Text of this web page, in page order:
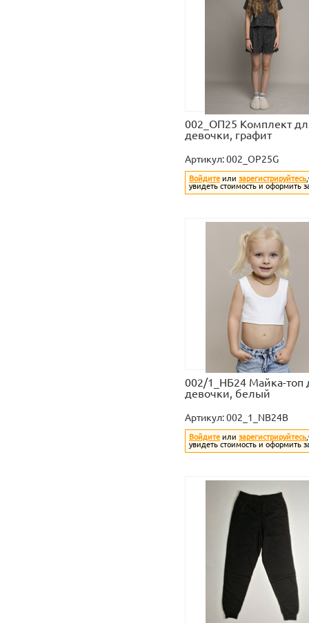
002_ОП25 Комплект
девочки, графит
Артикул:002_OP25G
Войдите или зарегистрируйтесь
увидеть стоимость и оформить
002/1_НБ24 Майка-топ
девочки, белый
Артикул:002_1_NB24B
Войдите или зарегистрируйтесь
увидеть стоимость и оформить